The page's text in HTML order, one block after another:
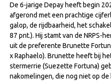
Sport
Dutch Pony
Evenementen
Arabian Horse Events
De 6-jarige Depay heeft begin
afgerond met een prachtige
galop, de rijdbaarheid, het
87 pnt.). Hij stamt van de NRPS-
uit de preferente Brunette
x Raphaelo). Brunette heeft bij
stermerrie (Suezette Fortuna)
nakomelingen, die nog niet op